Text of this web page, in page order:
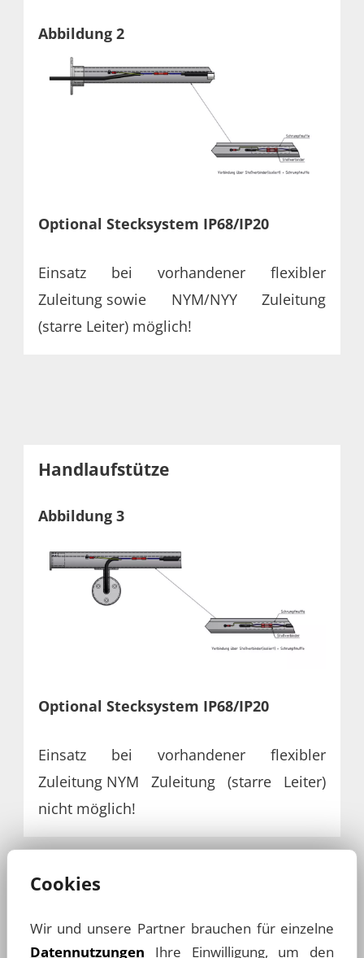
Abbildung 2
Optional Stecksystem IP68/IP20
Einsatz bei vorhandener flexibler
Zuleitung sowie NYM/NYY Zuleitung
(starre Leiter) möglich!
Handlaufstütze
Abbildung 3
Optional Stecksystem IP68/IP20
Einsatz bei vorhandener flexibler
Zuleitung NYM Zuleitung (starre Leiter)
nicht möglich!
Cookies
Wir und unsere Partner brauchen für einzelne
Datennutzungen Ihre Einwilligung, um den